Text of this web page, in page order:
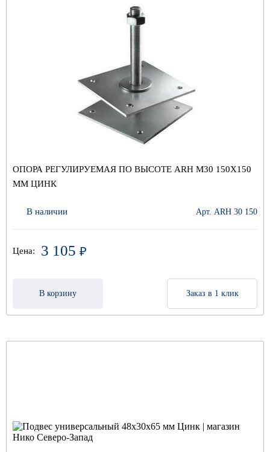
ОПОРА РЕГУЛИРУЕМАЯ ПО ВЫСОТЕ ARH M30 150Х150
ММ ЦИНК
В наличии Арт. ARH 30 150
Цена: 3 105 ₽
В корзину Заказ в 1 клик